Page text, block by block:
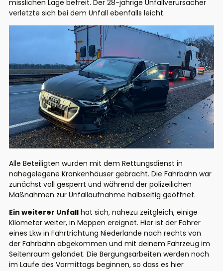
misslichen Lage befreit. Der 28-jährige Unfallverursacher
verletzte sich bei dem Unfall ebenfalls leicht.
Alle Beteiligten wurden mit dem Rettungsdienst in
nahegelegene Krankenhäuser gebracht. Die Fahrbahn war
zunächst voll gesperrt und während der polizeilichen
Maßnahmen zur Unfallaufnahme halbseitig geöffnet.
Ein weiterer Unfall hat sich, nahezu zeitgleich, einige
Kilometer weiter, in Meppen ereignet. Hier ist der Fahrer
eines Lkw in Fahrtrichtung Niederlande nach rechts von
der Fahrbahn abgekommen und mit deinem Fahrzeug im
Seitenraum gelandet. Die Bergungsarbeiten werden noch
im Laufe des Vormittags beginnen, so dass es hier